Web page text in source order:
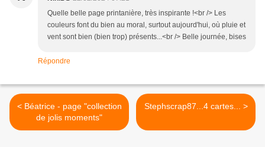
Quelle belle page printanière, très inspirante !<br /> Les
couleurs font du bien au moral, surtout aujourd'hui, où pluie et
vent sont bien (bien trop) présents...<br /> Belle journée, bises
Répondre
< Béatrice - page "collection
de jolis moments"
Stephscrap87...4 cartes... >